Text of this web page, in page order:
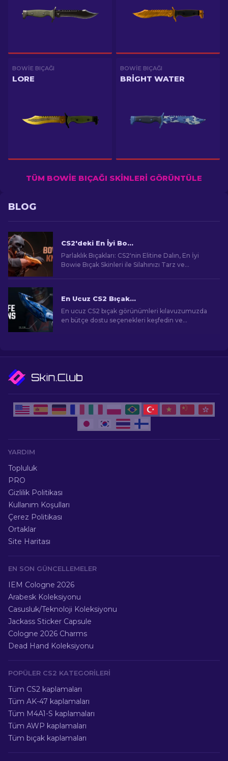
BOWIE BIÇAĞI
LORE
BOWIE BIÇAĞI
BRIGHT WATER
TÜM BOWIE BIÇAĞI SKINLERI GÖRÜNTÜLE
BLOG
CS2'deki En İyi Bowie Knife Skinleri
Parlaklık Bıçakları: CS2'nin Elitine Dalın, En İyi
Bowie Bıçak Skinleri ile Silahınızı Tarz ve
En Ucuz CS2 Bıçak Görünümleri [2026]
En ucuz CS2 bıçak görünümleri kılavuzumuzda
en bütçe dostu seçenekleri keşfedin ve
YARDIM
Topluluk
PRO
Gizlilik Politikası
Kullanım Koşulları
Çerez Politikası
Ortaklar
Site Haritası
EN SON GÜNCELLEMELER
IEM Cologne 2026
Arabesk Koleksiyonu
Casusluk/Teknoloji Koleksiyonu
Jackass Sticker Capsule
Cologne 2026 Charms
Dead Hand Koleksiyonu
POPÜLER CS2 KATEGORILERI
Tüm CS2 kaplamaları
Tüm AK-47 kaplamaları
Tüm M4A1-S kaplamaları
Tüm AWP kaplamaları
Tüm bıçak kaplamaları